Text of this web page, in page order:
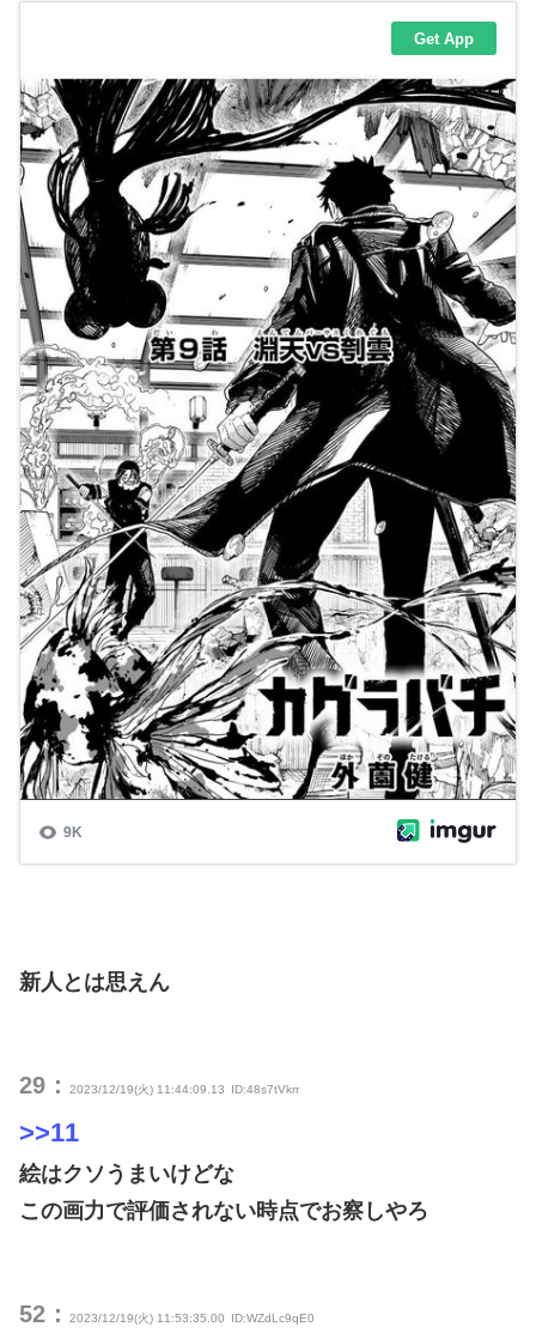
新人とは思えん
29： 2023/12/19(火) 11:44:09.13 ID:48s7tVkrr
>>11
絵はクソうまいけどな
この画力で評価されない時点でお察しやろ
52： 2023/12/19(火) 11:53:35.00 ID:WZdLc9qE0